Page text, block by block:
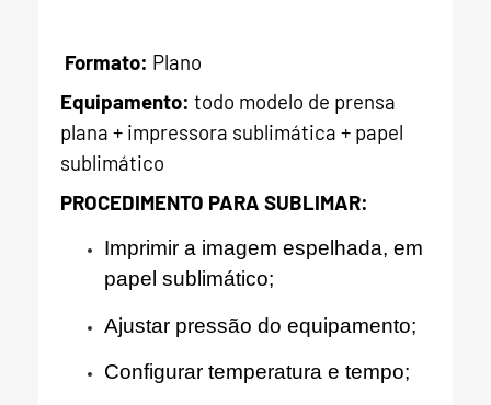
Formato: Plano
Equipamento: todo modelo de prensa
plana + impressora sublimática + papel
sublimático
PROCEDIMENTO PARA SUBLIMAR:
Imprimir a imagem espelhada, em
papel sublimático;
Ajustar pressão do equipamento;
Configurar temperatura e tempo;